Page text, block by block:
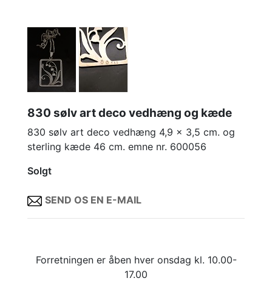
830 sølv art deco vedhæng og kæde
830 sølv art deco vedhæng 4,9 x 3,5 cm. og
sterling kæde 46 cm. emne nr. 600056
Solgt
SEND OS EN E-MAIL
Forretningen er åben hver onsdag kl. 10.00-
17.00